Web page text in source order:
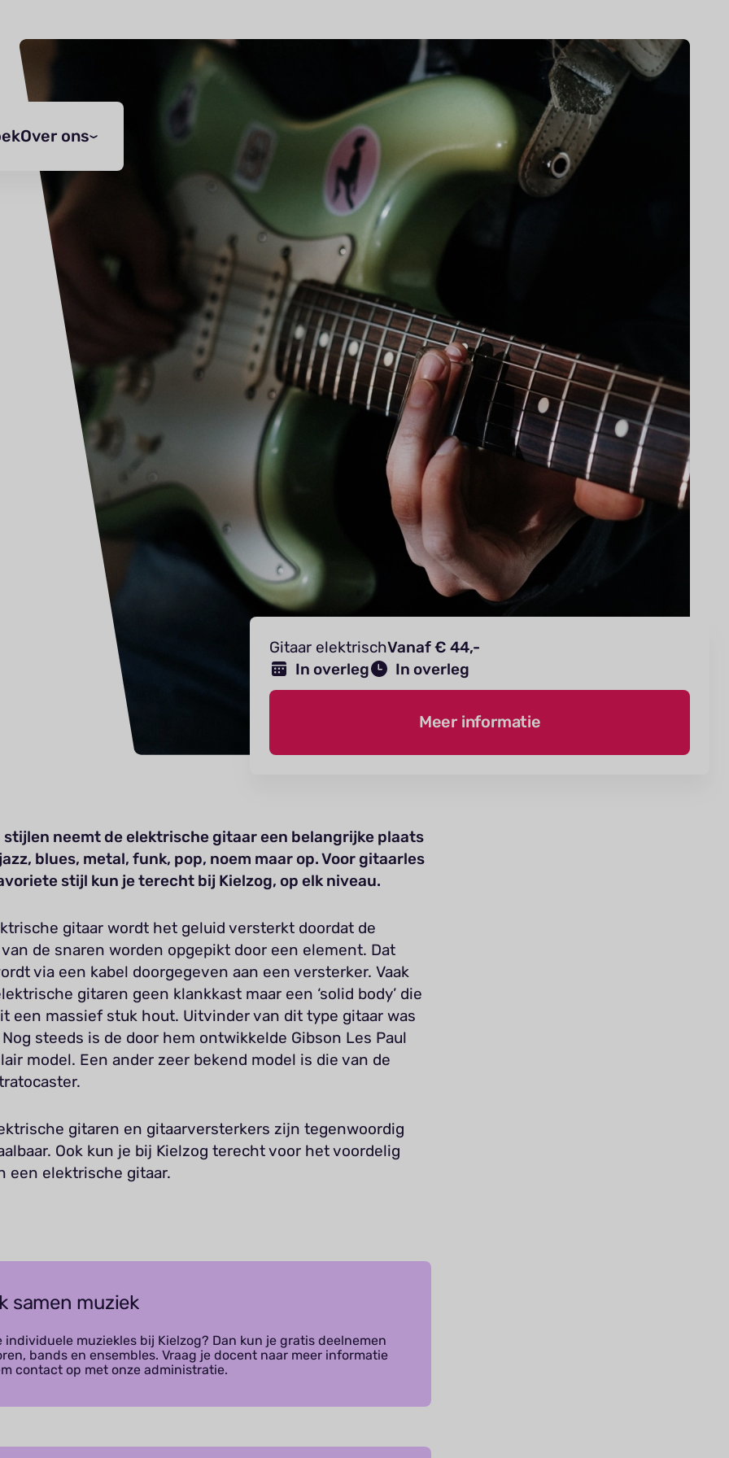
Over ons
Gitaar elektrischVanaf € 44,-
In overleg
In overleg
Meer informatie
stijlen neemt de elektrische gitaar een belangrijke plaats
blues, metal, funk, pop, noem maar op. Voor gitaarles
stijl kun je terecht bij Kielzog, op elk niveau.
gitaar wordt het geluid versterkt doordat de
de snaren worden opgepikt door een element. Dat
via een kabel doorgegeven aan een versterker. Vaak
gitaren geen klankkast maar een ‘solid body’ die
een massief stuk hout. Uitvinder van dit type gitaar was
steeds is de door hem ontwikkelde Gibson Les Paul
model. Een ander zeer bekend model is die van de
gitaren en gitaarversterkers zijn tegenwoordig
Ook kun je bij Kielzog terecht voor het voordelig
een elektrische gitaar.
samen muziek
individuele muziekles bij Kielzog? Dan kun je gratis deelnemen
bands en ensembles. Vraag je docent naar meer informatie
contact op met onze administratie.